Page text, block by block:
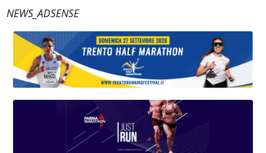
NEWS_ADSENSE